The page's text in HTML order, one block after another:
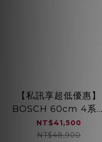
【私訊享超低優惠】
BOSCH 60cm 4系列
半嵌式洗碗機 5段洗程
SMI4HAS00X
NT$41,500
NT$48,900